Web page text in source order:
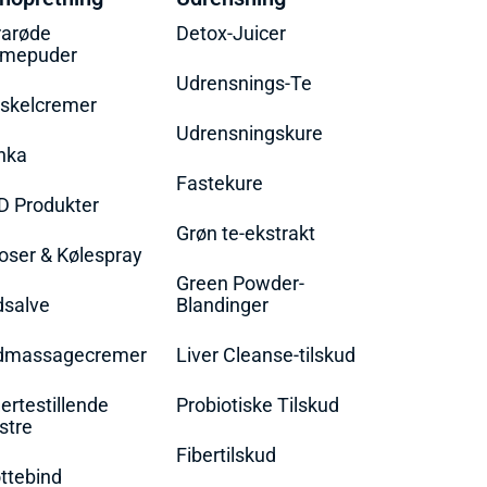
Produkter
& Kølespray
Detox-Juicer
Udrensnings-Te
Udrensningskure
Fastekure
Grøn te-ekstrakt
Green Powder-
Blandinger
Liver Cleanse-tilskud
Probiotiske Tilskud
Fibertilskud